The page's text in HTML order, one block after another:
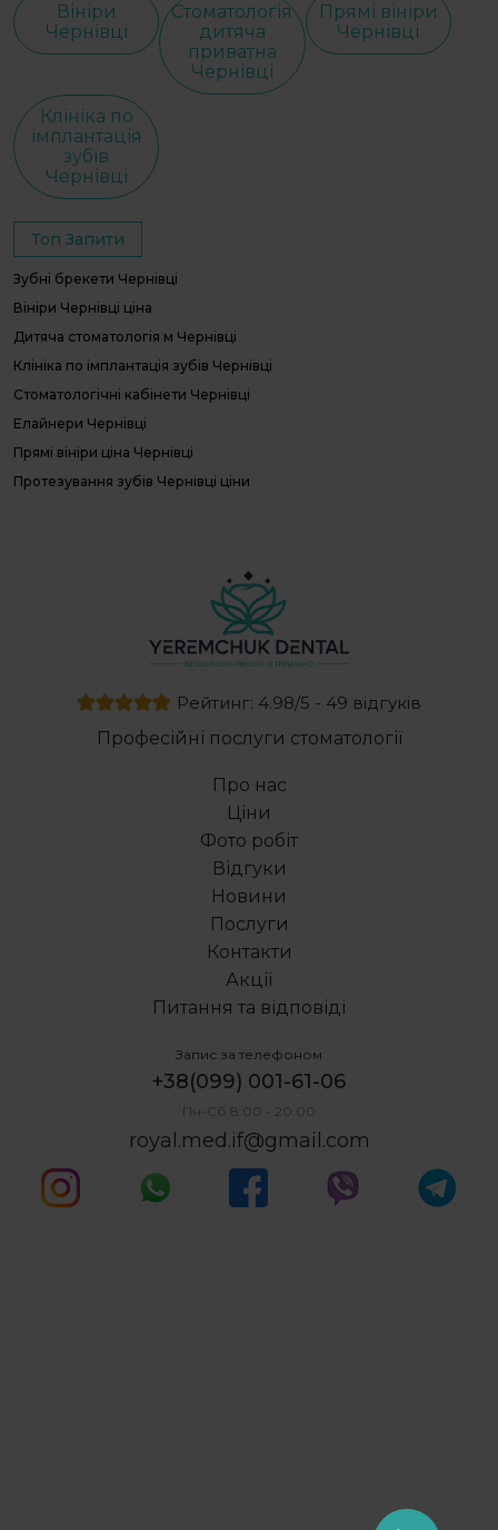
Вініри
Чернівці
Стоматологія
дитяча
приватна
Чернівці
Прямі вініри
Чернівці
Клініка по
імплантація
зубів
Чернівці
Топ Запити
Зубні брекети Чернівці
Вініри Чернівці ціна
Дитяча стоматологія м Чернівці
Клініка по імплантація зубів Чернівці
Стоматологічні кабінети Чернівці
Елайнери Чернівці
Прямі вініри ціна Чернівці
Протезування зубів Чернівці ціни
Рейтинг: 4.98/5 - 49 відгуків
Професійні послуги стоматології
Про нас
Ціни
Фото робіт
Відгуки
Новини
Послуги
Контакти
Акції
Питання та відповіді
Запис за телефоном
+38(099) 001-61-06
Пн-Сб 8:00 - 20:00
royal.med.if@gmail.com